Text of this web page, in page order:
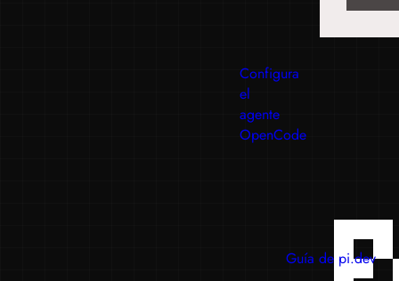
Configura
el
agente
OpenCode
Guía de pi.dev